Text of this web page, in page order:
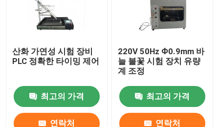
환경 실험함
테스트는 측정합니다
산화 가연성 시험 장비
PLC 정확한 타이밍 제어
최고의 가격
연락처
220V 50Hz Ф0.9mm 바
늘 불꽃 시험 장치 유량
계 조정
최고의 가격
연락처